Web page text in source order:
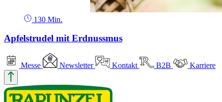
130 Min.
Apfelstrudel mit Erdnussmus
Messe Newsletter Kontakt B2B Karriere